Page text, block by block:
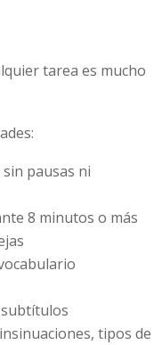
tarea es mucho
pausas ni
8 minutos o más
tipos de